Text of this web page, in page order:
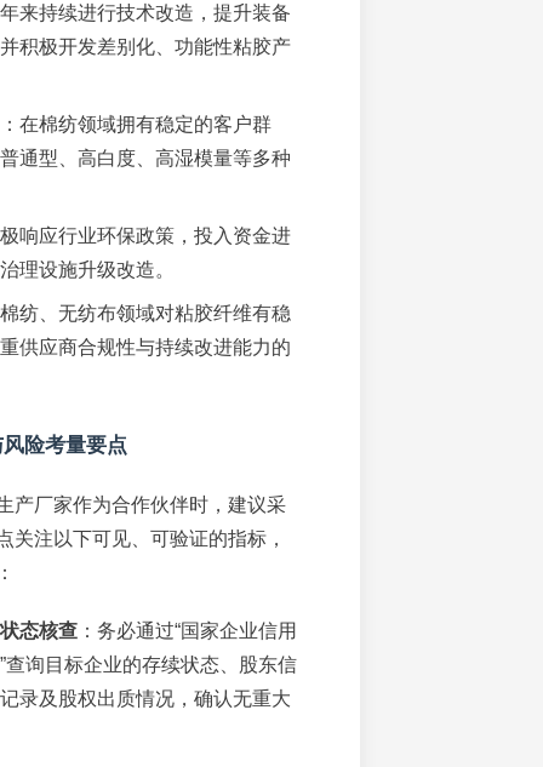
来持续进行技术改造，提升装备
积极开发差别化、功能性粘胶产
：在棉纺领域拥有稳定的客户群
通型、高白度、高湿模量等多种
响应行业环保政策，投入资金进
理设施升级改造。
纺、无纺布领域对粘胶纤维有稳
供应商合规性与持续改进能力的
险考量要点
产厂家作为合作伙伴时，建议采
关注以下可见、可验证的指标，
态核查：务必通过“国家企业信用
查询目标企业的存续状态、股东信
录及股权出质情况，确认无重大